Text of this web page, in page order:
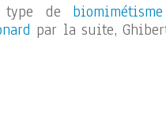
de biomimétisme
par la suite,